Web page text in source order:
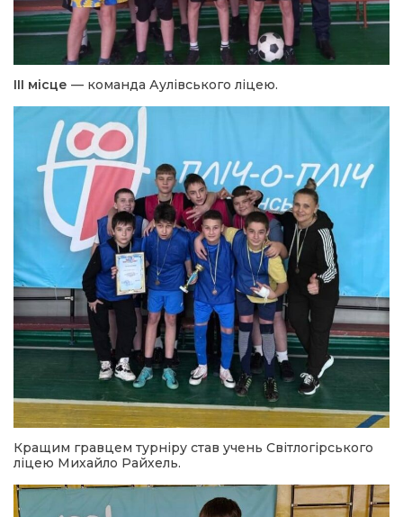
III місце — команда Аулівського ліцею.
Кращим гравцем турніру став учень Світлогірського
ліцею Михайло Райхель.